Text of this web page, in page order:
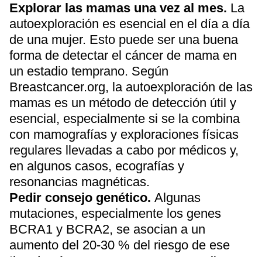
Explorar las mamas una vez al mes. La
autoexploración es esencial en el día a día
de una mujer. Esto puede ser una buena
forma de detectar el cáncer de mama en
un estadio temprano. Según
Breastcancer.org, la autoexploración de las
mamas es un método de detección útil y
esencial, especialmente si se la combina
con mamografías y exploraciones físicas
regulares llevadas a cabo por médicos y,
en algunos casos, ecografías y
resonancias magnéticas.
Pedir consejo genético. Algunas
mutaciones, especialmente los genes
BCRA1 y BCRA2, se asocian a un
aumento del 20-30 % del riesgo de ese